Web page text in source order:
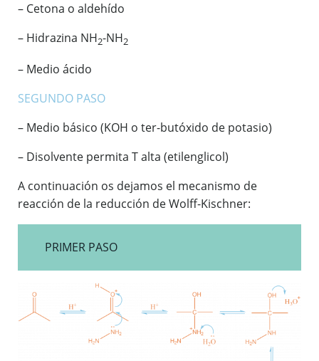
– Cetona o aldehído
– Hidrazina NH2-NH2
– Medio ácido
SEGUNDO PASO
– Medio básico (KOH o ter-butóxido de potasio)
– Disolvente permita T alta (etilenglicol)
A continuación os dejamos el mecanismo de
reacción de la reducción de Wolff-Kischner:
PRIMER PASO